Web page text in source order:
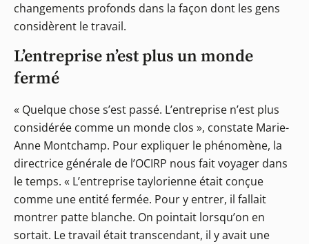
changements profonds dans la façon dont les gens
considèrent le travail.
L’entreprise n’est plus un monde
fermé
« Quelque chose s’est passé. L’entreprise n’est plus
considérée comme un monde clos », constate Marie-
Anne Montchamp. Pour expliquer le phénomène, la
directrice générale de l’OCIRP nous fait voyager dans
le temps. « L’entreprise taylorienne était conçue
comme une entité fermée. Pour y entrer, il fallait
montrer patte blanche. On pointait lorsqu’on en
sortait. Le travail était transcendant, il y avait une